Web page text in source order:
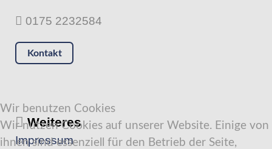
0175 2232584
Kontakt
Weiteres
Impressum
Wir benutzen Cookies
Wir nutzen Cookies auf unserer Website. Einige von
ihnen sind essenziell für den Betrieb der Seite,